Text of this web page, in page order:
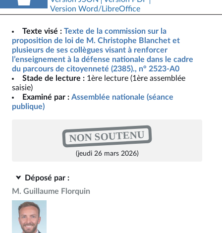
Version Word/LibreOffice
Texte visé : Texte de la commission sur la
proposition de loi de M. Christophe Blanchet et
plusieurs de ses collègues visant à renforcer
l’enseignement à la défense nationale dans le cadre
du parcours de citoyenneté (2385)., n° 2523-A0
Stade de lecture : 1ère lecture (1ère assemblée
saisie)
Examiné par : Assemblée nationale (séance
publique)
NON SOUTENU
(jeudi 26 mars 2026)
Déposé par :
M. Guillaume Florquin